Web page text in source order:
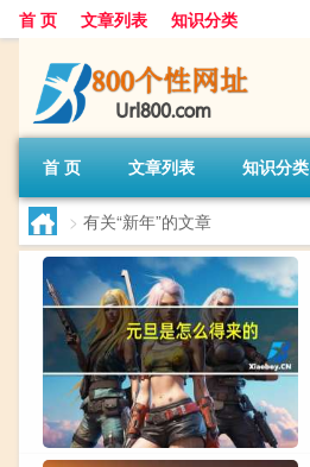
首 页 文章列表 知识分类
首 页 文章列表 知识分类
> 有关“新年”的文章